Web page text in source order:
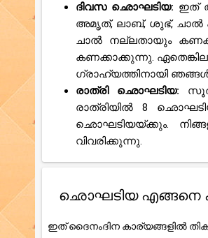
ദിവസ ഛൊഘടിയ: ഇത്
അമൃത്, ലാബ്, ശുഭ്, ചാൽ
ചാൽ നല്ലതായും
കണക്കാക്കുന്നു.
ഗ്രാഹ്യത്തിനായി ഞങ്ങൾ
രാത്രി ഛൊഘടിയ:
രാത്രിയിൽ 8
ഛൊഘടിയയ്ക്കും.
വിവരിക്കുന്നു.
ഛൊഘടിയ എങ്ങനെ
ഇത് ദൈനംദിന കാര്യങ്ങളിൽ